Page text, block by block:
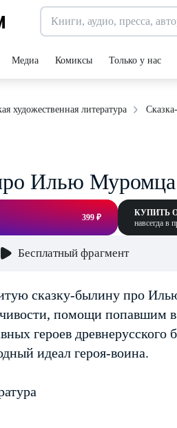
Медиа Комиксы Только у нас
художественная литература
Илью Муромца
399 ₽
КУПИТЬ
навсегда в
Бесплатный фрагмент
сказку-былину про
помощи попавшим
героев древнерусского
идеал героя-воина.